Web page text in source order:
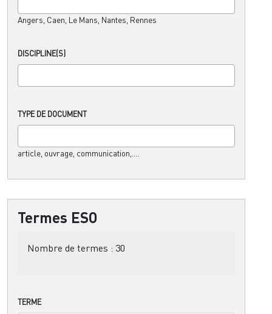
Angers, Caen, Le Mans, Nantes, Rennes
DISCIPLINE(S)
TYPE DE DOCUMENT
article, ouvrage, communication,....
Termes ESO
Nombre de termes : 30
TERME